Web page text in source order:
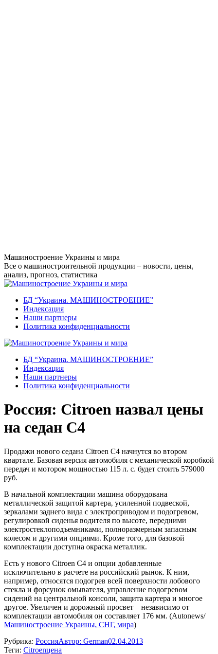
Машиностроение Украины и мира
Все о машиностроительной продукции – новости, цены,
анализ, прогноз, статистика
БД “Украина. МАШИНОСТРОЕНИЕ”
Индекcация
Наши партнеры
Политика конфиденциальности
БД “Украина. МАШИНОСТРОЕНИЕ”
Индекcация
Наши партнеры
Политика конфиденциальности
Россия: Citroen назвал цены
на седан C4
Продажи нового седана Citroen C4 начнутся во втором
квартале. Базовая версия автомобиля с механической коробкой
передач и мотором мощностью 115 л. с. будет стоить 579000
руб.
В начальной комплектации машина оборудована
металлической защитой картера, усиленной подвеской,
зеркалами заднего вида с электроприводом и подогревом,
регулировкой сиденья водителя по высоте, передними
электростеклоподъемниками, полноразмерным запасным
колесом и другими опциями. Кроме того, для базовой
комплектации доступна окраска металлик.
Есть у нового Citroen C4 и опции добавленные
исключительно в расчете на российский рынок. К ним,
например, относятся подогрев всей поверхности лобового
стекла и форсунок омывателя, управление подогревом
сидений на центральной консоли, защита картера и многое
другое. Увеличен и дорожный просвет – независимо от
комплектации автомобиля он составляет 176 мм. (Autonews/
Машиностроение Украины, СНГ, мира)
Рубрика: РоссияАвтор: German02.04.2013
Теги: Citroenцена